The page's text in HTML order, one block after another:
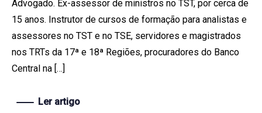
Advogado. Ex-assessor de ministros no TST, por cerca de
15 anos. Instrutor de cursos de formação para analistas e
assessores no TST e no TSE, servidores e magistrados
nos TRTs da 17ª e 18ª Regiões, procuradores do Banco
Central na […]
Ler artigo